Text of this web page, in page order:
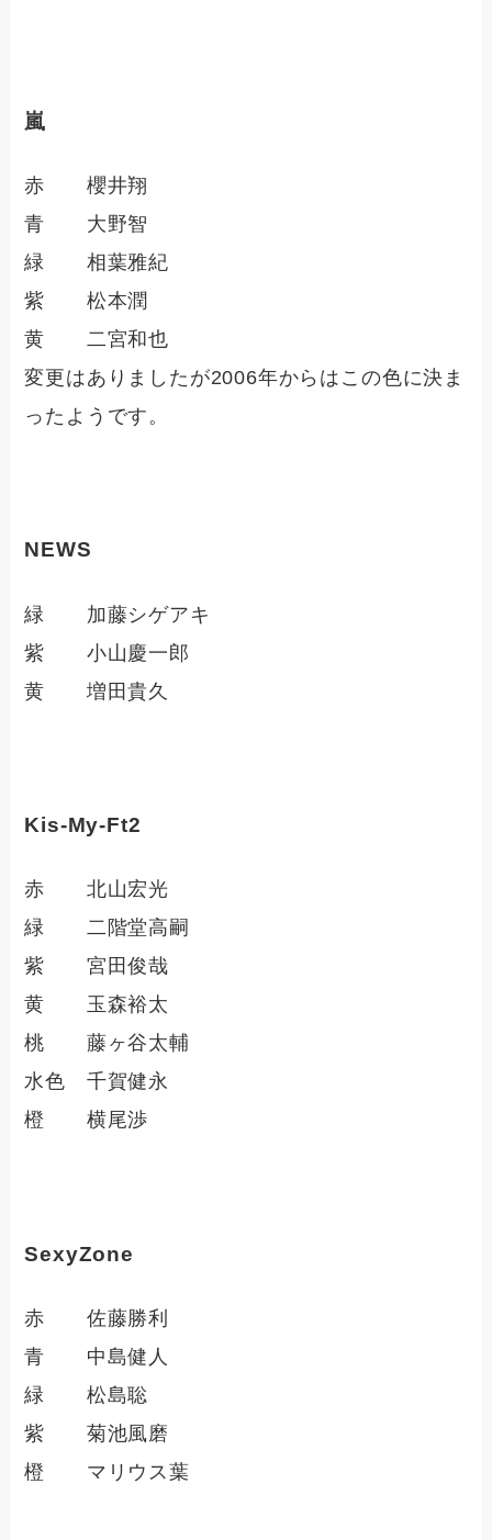
嵐
赤 櫻井翔
青 大野智
緑 相葉雅紀
紫 松本潤
黄 二宮和也
変更はありましたが2006年からはこの色に決ま
ったようです。
NEWS
緑 加藤シゲアキ
紫 小山慶一郎
黄 増田貴久
Kis-My-Ft2
赤 北山宏光
緑 二階堂高嗣
紫 宮田俊哉
黄 玉森裕太
桃 藤ヶ谷太輔
水色 千賀健永
橙 横尾渉
SexyZone
赤 佐藤勝利
青 中島健人
緑 松島聡
紫 菊池風磨
橙 マリウス葉